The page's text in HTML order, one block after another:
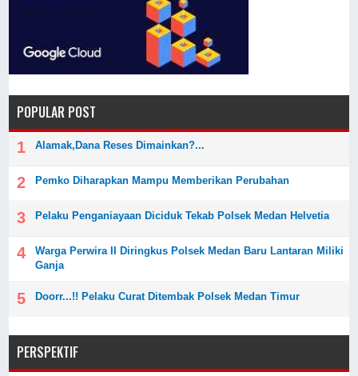
POPULAR POST
Alamak,Dana Reses Dimainkan?...
Pemko Diharapkan Mampu Memberikan Perubahan
Pelaku Penganiayaan Diciduk Tekab Polsek Medan Helvetia
Warga Perwira II Diringkus Polsek Medan Baru Lantaran Miliki
Ganja
Doorr...!! Pelaku Curat Ditembak Polsek Medan Timur
PERSPEKTIF